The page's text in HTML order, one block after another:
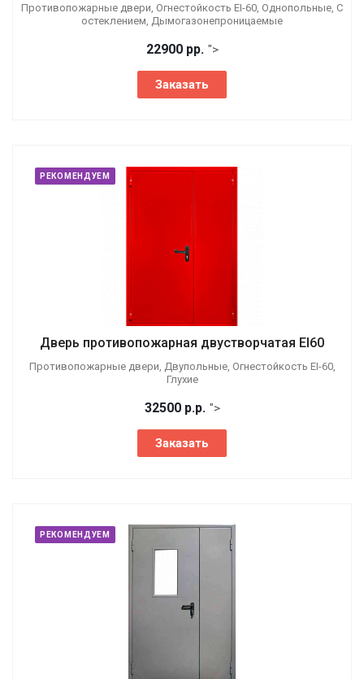
Противопожарные двери, Огнестойкость EI-60, Однопольные, С
остеклением, Дымогазонепроницаемые
22900 рр. ">
Заказать
РЕКОМЕНДУЕМ
Дверь противопожарная двустворчатая EI60
Противопожарные двери, Двупольные, Огнестойкость EI-60,
Глухие
32500 р.р. ">
Заказать
РЕКОМЕНДУЕМ